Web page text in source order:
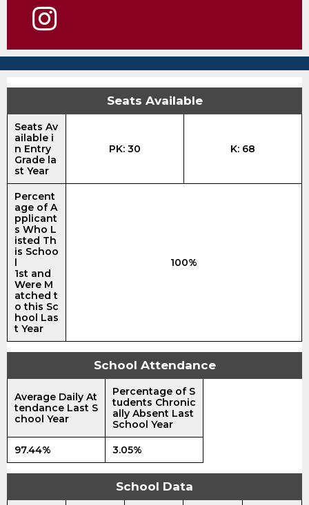
Seats Available
Seats Av
ailable i
n Entry
Grade la
st Year
PK: 30 K: 68
Percent
age of A
pplicant
s Who L
isted Th
is Schoo
l
1st and
Were M
atched t
o this Sc
hool Las
t Year
100%
School Attendance
Average Daily At
tendance Last S
chool Year
Percentage of S
tudents Chronic
ally Absent Last
School Year
97.44% 3.05%
School Data